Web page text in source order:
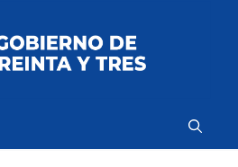
herramientas